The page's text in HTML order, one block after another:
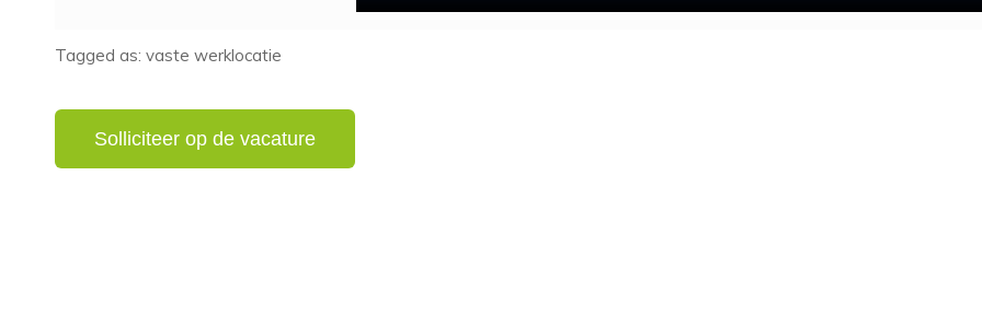
Tagged as: vaste werklocatie